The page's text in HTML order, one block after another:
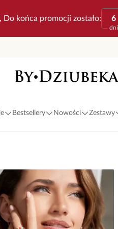
Do końca promocji zostało: 6
dni
Bestsellery Nowości Zestawy